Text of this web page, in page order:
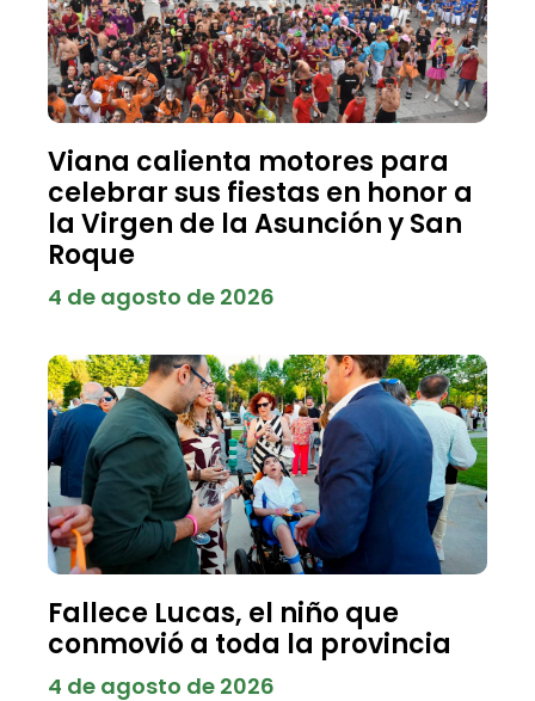
Viana calienta motores para
celebrar sus fiestas en honor a
la Virgen de la Asunción y San
Roque
4 de agosto de 2026
Fallece Lucas, el niño que
conmovió a toda la provincia
4 de agosto de 2026